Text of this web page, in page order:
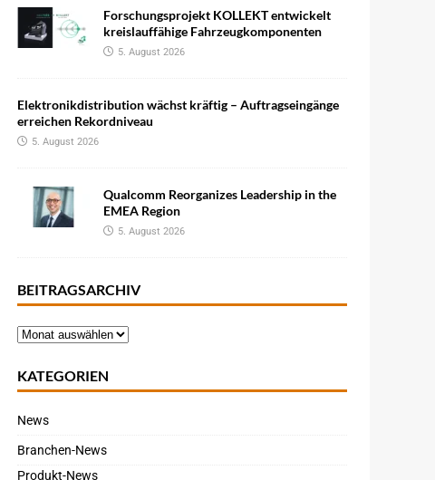
Forschungsprojekt KOLLEKT entwickelt
kreislauffähige Fahrzeugkomponenten
5. August 2026
Elektronikdistribution wächst kräftig – Auftragseingänge
erreichen Rekordniveau
5. August 2026
Qualcomm Reorganizes Leadership in the
EMEA Region
5. August 2026
BEITRAGSARCHIV
KATEGORIEN
News
Branchen-News
Produkt-News